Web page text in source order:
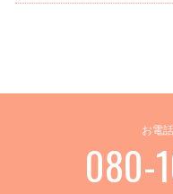
お電
080-